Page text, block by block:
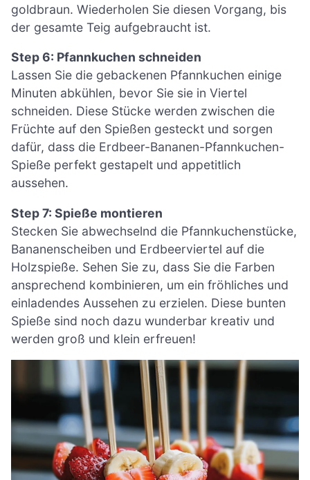
goldbraun. Wiederholen Sie diesen Vorgang, bis
der gesamte Teig aufgebraucht ist.
Step 6: Pfannkuchen schneiden
Lassen Sie die gebackenen Pfannkuchen einige
Minuten abkühlen, bevor Sie sie in Viertel
schneiden. Diese Stücke werden zwischen die
Früchte auf den Spießen gesteckt und sorgen
dafür, dass die Erdbeer-Bananen-Pfannkuchen-
Spieße perfekt gestapelt und appetitlich
aussehen.
Step 7: Spieße montieren
Stecken Sie abwechselnd die Pfannkuchenstücke,
Bananenscheiben und Erdbeerviertel auf die
Holzspieße. Sehen Sie zu, dass Sie die Farben
ansprechend kombinieren, um ein fröhliches und
einladendes Aussehen zu erzielen. Diese bunten
Spieße sind noch dazu wunderbar kreativ und
werden groß und klein erfreuen!